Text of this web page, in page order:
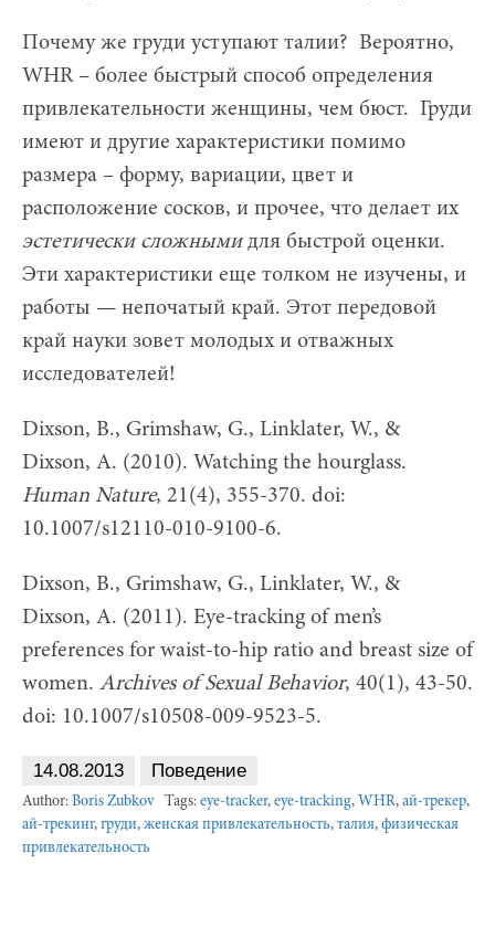
Почему же груди уступают талии? Вероятно,
WHR – более быстрый способ определения
привлекательности женщины, чем бюст. Груди
имеют и другие характеристики помимо
размера – форму, вариации, цвет и
расположение сосков, и прочее, что делает их
эстетически сложнымидля быстрой оценки.
Эти характеристики еще толком не изучены, и
работы — непочатый край. Этот передовой
край науки зовет молодых и отважных
исследователей!
Dixson, B., Grimshaw, G., Linklater, W., &
Dixson, A. (2010). Watching the hourglass.
Human Nature, 21(4), 355-370. doi:
10.1007/s12110-010-9100-6.
Dixson, B., Grimshaw, G., Linklater, W., &
Dixson, A. (2011). Eye-tracking of men’s
preferences for waist-to-hip ratio and breast size of
women. Archives of Sexual Behavior, 40(1), 43-50.
doi: 10.1007/s10508-009-9523-5.
14.08.2013 Поведение
Author: Boris Zubkov Tags: eye-tracker, eye-tracking, WHR, ай-трекер,
ай-трекинг, груди, женская привлекательность, талия, физическая
привлекательность